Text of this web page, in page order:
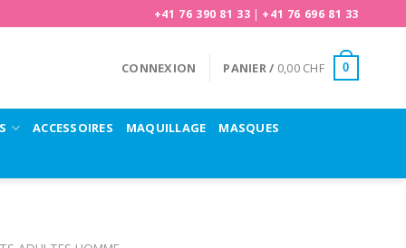
+41 76 390 81 33 | +41 76 696 81 33
CONNEXION PANIER / 0,00 CHF 0
ACCESSOIRES MAQUILLAGE MASQUES